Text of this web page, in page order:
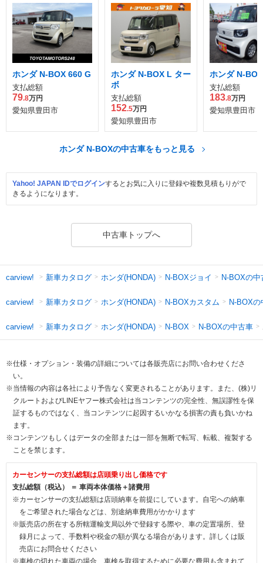
ホンダ N-BOX 660 G
支払総額
79.8万円
愛知県豊田市
ホンダ N-BOX L ター
ボ
支払総額
152.5万円
愛知県豊田市
ホンダ N-
支払総額
183.8万円
愛知県豊田市
ホンダ N-BOXの中古車をもっと見る
Yahoo! JAPAN IDでログインするとお気に入りに登録や複数見積もりがで
きるようになります。
中古車トップへ
carview! 新車カタログ ホンダ(HONDA) N-BOXジョイ N-BOXの中
carview! 新車カタログ ホンダ(HONDA) N-BOXカスタム N-BOXの
carview! 新車カタログ ホンダ(HONDA) N-BOX N-BOXの中古車
※仕様・オプション・装備の詳細については各販売店にお問い合わせくださ
い。
※当情報の内容は各社により予告なく変更されることがあります。また、(株)リ
クルートおよびLINEヤフー株式会社は当コンテンツの完全性、無誤謬性を保
証するものではなく、当コンテンツに起因するいかなる損害の責も負いかね
ます。
※コンテンツもしくはデータの全部または一部を無断で転写、転載、複製する
ことを禁じます。
カーセンサーの支払総額は店頭乗り出し価格です
支払総額（税込） ＝ 車両本体価格＋諸費用
※カーセンサーの支払総額は店頭納車を前提にしています。自宅への納車
をご希望された場合などは、別途納車費用がかかります
※販売店の所在する所轄運輸支局以外で登録する際や、車の定置場所、登
録月によって、手数料や税金の額が異なる場合があります。詳しくは販
売店にお問合せください
※車検の切れた車両の場合、車検を取得するために必要な費用も含まれて